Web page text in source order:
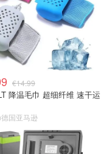
€14.99
降温毛巾 超细纤维 速干运
国亚马逊